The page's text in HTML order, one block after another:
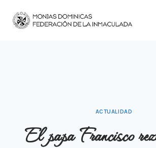
ACTUALIDAD
El papa Francisco